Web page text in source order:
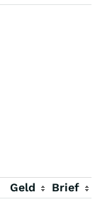
Geld
Brief